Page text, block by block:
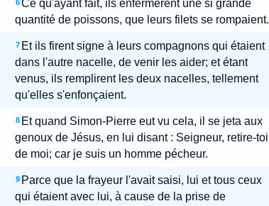
6 Ce qu'ayant fait, ils enfermèrent une si grande
quantité de poissons, que leurs filets se rompaient.
7 Et ils firent signe à leurs compagnons qui étaient
dans l'autre nacelle, de venir les aider; et étant
venus, ils remplirent les deux nacelles, tellement
qu'elles s'enfonçaient.
8 Et quand Simon-Pierre eut vu cela, il se jeta aux
genoux de Jésus, en lui disant : Seigneur, retire-toi
de moi; car je suis un homme pécheur.
9 Parce que la frayeur l'avait saisi, lui et tous ceux
qui étaient avec lui, à cause de la prise de